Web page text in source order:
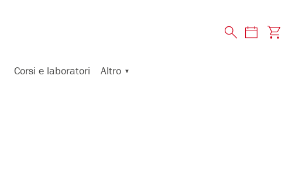
Corsi e laboratori Altro